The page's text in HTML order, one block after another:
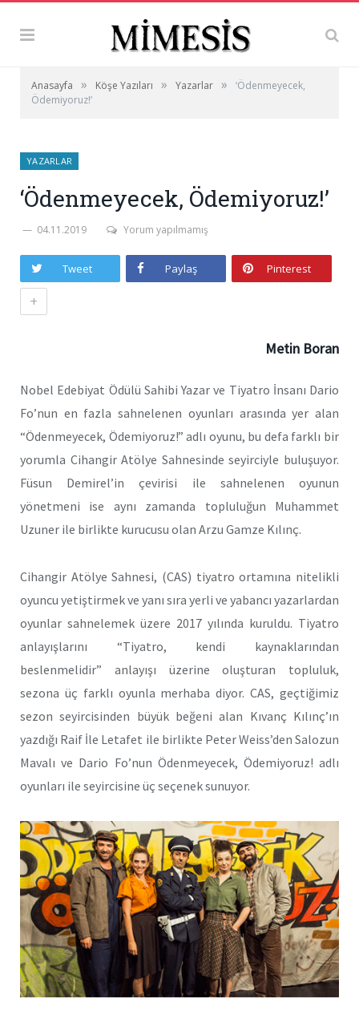
Anasayfa » Köşe Yazıları » Yazarlar »
‘Ödenmeyecek,
Ödemiyoruz!’
YAZARLAR
‘Ödenmeyecek, Ödemiyoruz!’
04.11.2019 Yorum yapılmamış
Tweet Paylaş Pinterest
+
Metin Boran
Nobel Edebiyat Ödülü Sahibi Yazar ve Tiyatro İnsanı Dario
Fo’nun en fazla sahnelenen oyunları arasında yer alan
“Ödenmeyecek, Ödemiyoruz!” adlı oyunu, bu defa farklı bir
yorumla Cihangir Atölye Sahnesinde seyirciyle buluşuyor.
Füsun Demirel’in çevirisi ile sahnelenen oyunun
yönetmeni ise aynı zamanda topluluğun Muhammet
Uzuner ile birlikte kurucusu olan Arzu Gamze Kılınç.
Cihangir Atölye Sahnesi, (CAS) tiyatro ortamına nitelikli
oyuncu yetiştirmek ve yanı sıra yerli ve yabancı yazarlardan
oyunlar sahnelemek üzere 2017 yılında kuruldu. Tiyatro
anlayışlarını “Tiyatro, kendi kaynaklarından
beslenmelidir” anlayışı üzerine oluşturan topluluk,
sezona üç farklı oyunla merhaba diyor. CAS, geçtiğimiz
sezon seyircisinden büyük beğeni alan Kıvanç Kılınç’ın
yazdığı Raif İle Letafet ile birlikte Peter Weiss’den Salozun
Mavalı ve Dario Fo’nun Ödenmeyecek, Ödemiyoruz! adlı
oyunları ile seyircisine üç seçenek sunuyor.